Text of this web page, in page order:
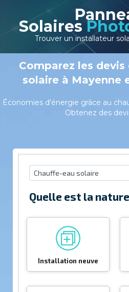
Solaires
Trouver un installateur
Comparez les
solaire à Mayenne
Économies d'énergie grâce au
Obtenez des